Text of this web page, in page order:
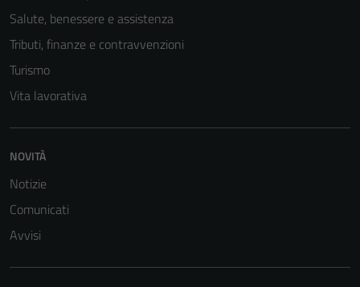
Salute, benessere e assistenza
Tributi, finanze e contravvenzioni
Turismo
Vita lavorativa
NOVITÀ
Notizie
Comunicati
Avvisi